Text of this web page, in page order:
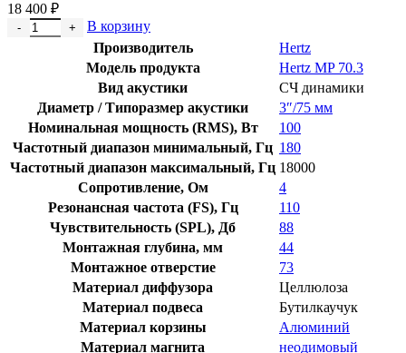
18 400 ₽
В корзину
Производитель
Hertz
Модель продукта
Hertz MP 70.3
Вид акустики
СЧ динамики
Диаметр / Типоразмер акустики
3″/75 мм
Номинальная мощность (RMS), Вт
100
Частотный диапазон минимальный, Гц 180
Частотный диапазон максимальный, Гц 18000
Сопротивление, Ом
4
Резонансная частота (FS), Гц
110
Чувствительность (SPL), Дб
88
Монтажная глубина, мм
44
Монтажное отверстие
73
Материал диффузора
Целлюлоза
Материал подвеса
Бутилкаучук
Материал корзины
Алюминий
Материал магнита
неодимовый